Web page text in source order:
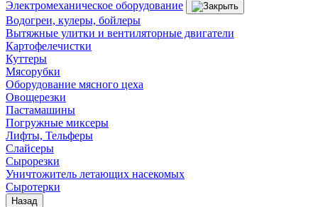
Электромеханическое оборудование
Водогреи, кулеры, бойлеры
Вытяжные улитки и вентиляторные двигатели
Картофелечистки
Куттеры
Мясорубки
Оборудование мясного цеха
Овощерезки
Пастамашины
Погружные миксеры
Лифты, Тельферы
Слайсеры
Сырорезки
Уничтожитель летающих насекомых
Сыротерки
Назад